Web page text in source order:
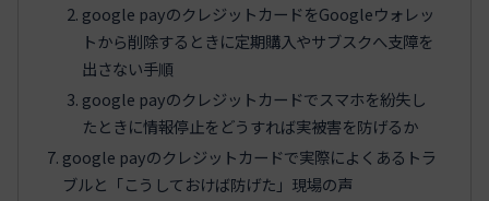
google payのクレジットカードをGoogleウォレッ
トから削除するときに定期購入やサブスクへ支障を
出さない手順
google payのクレジットカードでスマホを紛失し
たときに情報停止をどうすれば実被害を防げるか
google payのクレジットカードで実際によくあるトラ
ブルと「こうしておけば防げた」現場の声